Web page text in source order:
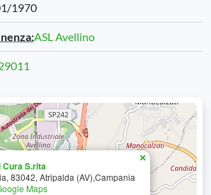
1970
ASL Avellino
Cura S.rita
83042, Atripalda (AV),Campania
Maps
×